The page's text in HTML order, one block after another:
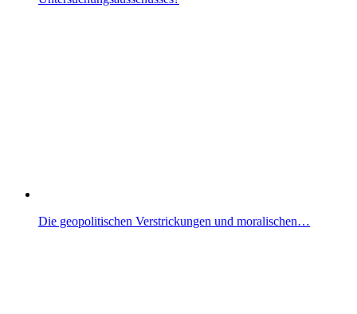
Die geopolitischen Verstrickungen und moralischen…